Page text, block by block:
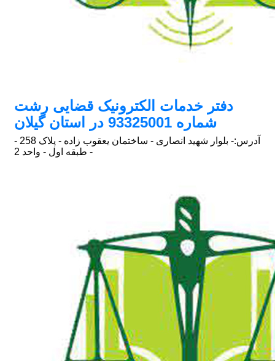
دفتر خدمات الکترونیک قضایی رشت
شماره 93325001 در استان گیلان
آدرس:
- بلوار شهید انصاری - ساختمان یعقوب زاده - پلاک 258 -
طبقه اول - واحد 2 -